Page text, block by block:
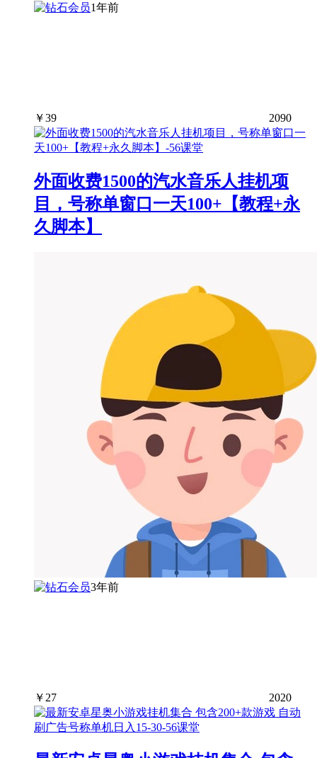
1年前
￥39 2090
外面收费1500的汽水音乐人挂机项
目，号称单窗口一天100+【教程+永
久脚本】
3年前
￥ 27 2020